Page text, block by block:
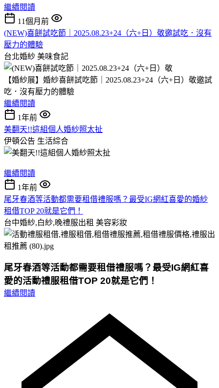
繼續閱讀
11個月前
(NEW)喜餅試吃節｜2025.08.23+24（六+日）敬邀試吃．沒有
壓力的體驗
台北婚紗 美味食記
【婚紗展】婚紗喜餅試吃節｜2025.08.23+24（六+日）敬邀試
吃．沒有壓力的體驗
繼續閱讀
1年前
美翻天!!這組個人婚紗照太扯
伊頓公告 生活綜合
繼續閱讀
1年前
尾牙春酒等活動都需要租借禮服嗎？最受IG網紅喜愛的婚紗
租借TOP 20就是它們！
台中婚紗,白紗,晚禮服出租 美容彩妝
尾牙春酒等活動都需要租借禮服嗎？最受IG網紅喜
愛的活動禮服租借TOP 20就是它們！
繼續閱讀